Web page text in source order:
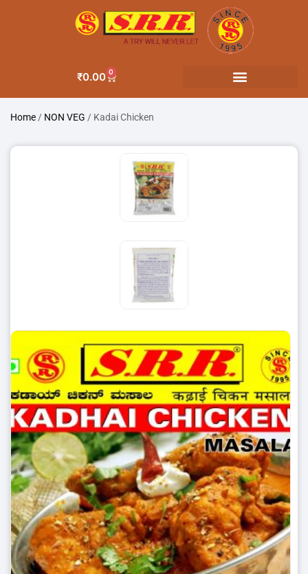
₹0.00 0
Home / NON VEG / Kadai Chicken